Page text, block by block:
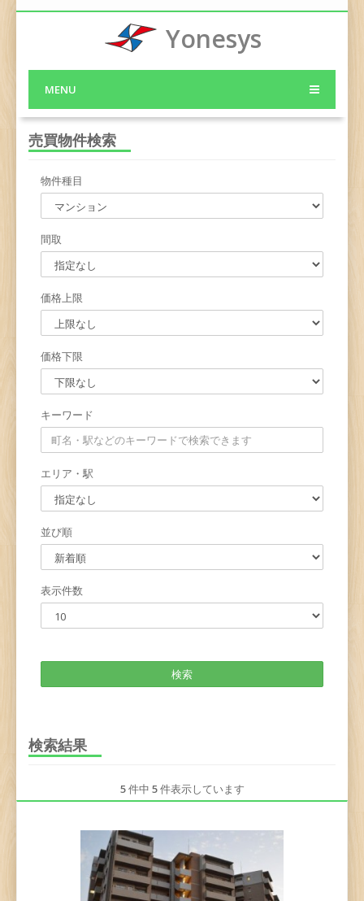
Yonesys
MENU
売買物件検索
物件種目
間取
価格上限
価格下限
キーワード
エリア・駅
並び順
表示件数
検索結果
5件中 5件表示しています